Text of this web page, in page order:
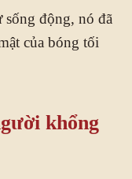
động, nó đã
của bóng tối
khổng